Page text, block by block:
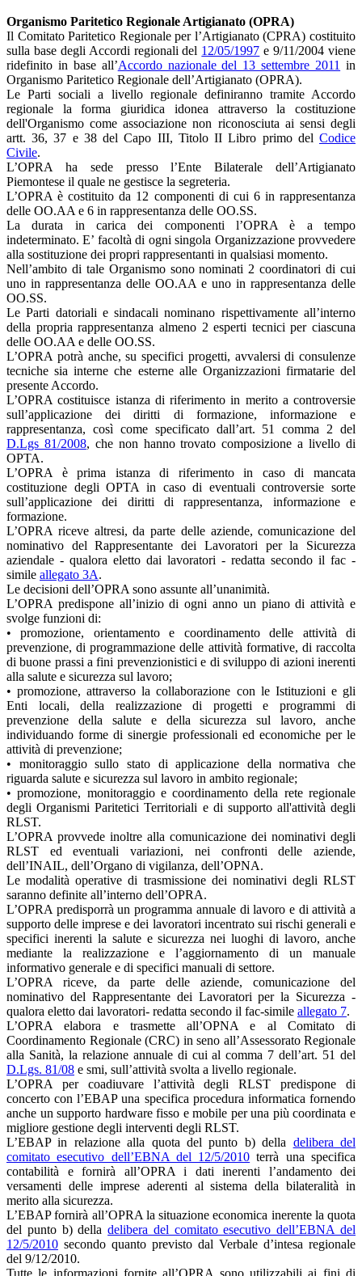
Organismo Paritetico Regionale Artigianato (OPRA)
Il Comitato Paritetico Regionale per l’Artigianato (CPRA) costituito
sulla base degli Accordi regionali del 12/05/1997 e 9/11/2004 viene
ridefinito in base all’Accordo nazionale del 13 settembre 2011 in
Organismo Paritetico Regionale dell’Artigianato (OPRA).
Le Parti sociali a livello regionale definiranno tramite Accordo
regionale la forma giuridica idonea attraverso la costituzione
dell'Organismo come associazione non riconosciuta ai sensi degli
artt. 36, 37 e 38 del Capo III, Titolo II Libro primo del Codice
Civile.
L’OPRA ha sede presso l’Ente Bilaterale dell’Artigianato
Piemontese il quale ne gestisce la segreteria.
L’OPRA è costituito da 12 componenti di cui 6 in rappresentanza
delle OO.AA e 6 in rappresentanza delle OO.SS.
La durata in carica dei componenti l’OPRA è a tempo
indeterminato. E’ facoltà di ogni singola Organizzazione provvedere
alla sostituzione dei propri rappresentanti in qualsiasi momento.
Nell’ambito di tale Organismo sono nominati 2 coordinatori di cui
uno in rappresentanza delle OO.AA e uno in rappresentanza delle
OO.SS.
Le Parti datoriali e sindacali nominano rispettivamente all’interno
della propria rappresentanza almeno 2 esperti tecnici per ciascuna
delle OO.AA e delle OO.SS.
L’OPRA potrà anche, su specifici progetti, avvalersi di consulenze
tecniche sia interne che esterne alle Organizzazioni firmatarie del
presente Accordo.
L’OPRA costituisce istanza di riferimento in merito a controversie
sull’applicazione dei diritti di formazione, informazione e
rappresentanza, così come specificato dall’art. 51 comma 2 del
D.Lgs 81/2008, che non hanno trovato composizione a livello di
OPTA.
L’OPRA è prima istanza di riferimento in caso di mancata
costituzione degli OPTA in caso di eventuali controversie sorte
sull’applicazione dei diritti di rappresentanza, informazione e
formazione.
L’OPRA riceve altresi, da parte delle aziende, comunicazione del
nominativo del Rappresentante dei Lavoratori per la Sicurezza
aziendale - qualora eletto dai lavoratori - redatta secondo il fac -
simile allegato 3A.
Le decisioni dell’OPRA sono assunte all’unanimità.
L’OPRA predispone all’inizio di ogni anno un piano di attività e
svolge funzioni di:
• promozione, orientamento e coordinamento delle attività di
prevenzione, di programmazione delle attività formative, di raccolta
di buone prassi a fini prevenzionistici e di sviluppo di azioni inerenti
alla salute e sicurezza sul lavoro;
• promozione, attraverso la collaborazione con le Istituzioni e gli
Enti locali, della realizzazione di progetti e programmi di
prevenzione della salute e della sicurezza sul lavoro, anche
individuando forme di sinergie professionali ed economiche per le
attività di prevenzione;
• monitoraggio sullo stato di applicazione della normativa che
riguarda salute e sicurezza sul lavoro in ambito regionale;
• promozione, monitoraggio e coordinamento della rete regionale
degli Organismi Paritetici Territoriali e di supporto all'attività degli
RLST.
L’OPRA provvede inoltre alla comunicazione dei nominativi degli
RLST ed eventuali variazioni, nei confronti delle aziende,
dell’INAIL, dell’Organo di vigilanza, dell’OPNA.
Le modalità operative di trasmissione dei nominativi degli RLST
saranno definite all’interno dell’OPRA.
L’OPRA predisporrà un programma annuale di lavoro e di attività a
supporto delle imprese e dei lavoratori incentrato sui rischi generali e
specifici inerenti la salute e sicurezza nei luoghi di lavoro, anche
mediante la realizzazione e l’aggiornamento di un manuale
informativo generale e di specifici manuali di settore.
L’OPRA riceve, da parte delle aziende, comunicazione del
nominativo del Rappresentante dei Lavoratori per la Sicurezza -
qualora eletto dai lavoratori- redatta secondo il fac-simile allegato 7.
L’OPRA elabora e trasmette all’OPNA e al Comitato di
Coordinamento Regionale (CRC) in seno all’Assessorato Regionale
alla Sanità, la relazione annuale di cui al comma 7 dell’art. 51 del
D.Lgs. 81/08 e smi, sull’attività svolta a livello regionale.
L’OPRA per coadiuvare l’attività degli RLST predispone di
concerto con l’EBAP una specifica procedura informatica fornendo
anche un supporto hardware fisso e mobile per una più coordinata e
migliore gestione degli interventi degli RLST.
L’EBAP in relazione alla quota del punto b) della delibera del
comitato esecutivo dell’EBNA del 12/5/2010 terrà una specifica
contabilità e fornirà all’OPRA i dati inerenti l’andamento dei
versamenti delle imprese aderenti al sistema della bilateralità in
merito alla sicurezza.
L’EBAP fornirà all’OPRA la situazione economica inerente la quota
del punto b) delladelibera del comitato esecutivo dell’EBNA del
12/5/2010 secondo quanto previsto dal Verbale d’intesa regionale
del 9/12/2010.
Tutte le informazioni fornite all’OPRA sono utilizzabili ai fini di